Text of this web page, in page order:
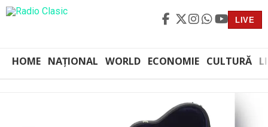
LIVE
HOME NAȚIONAL WORLD ECONOMIE CULTURĂ